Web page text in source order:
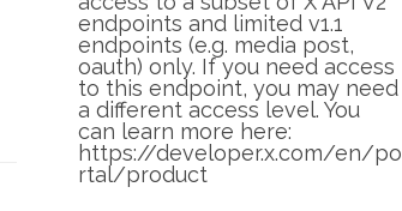
e
s
endpoints and limited v1.1
endpoints (e.g. media post,
oauth) only. If you need access
to this endpoint, you may need
a different access level. You
can learn more here:
https://developer.x.com/en/po
rtal/product